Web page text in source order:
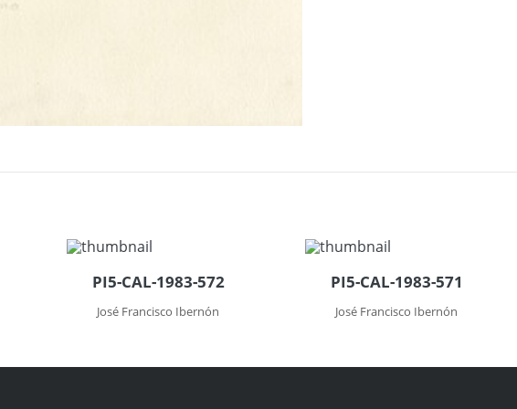
PI5-CAL-1983-572
José Francisco Ibernón
PI5-CAL-1983-571
José Francisco Ibernón